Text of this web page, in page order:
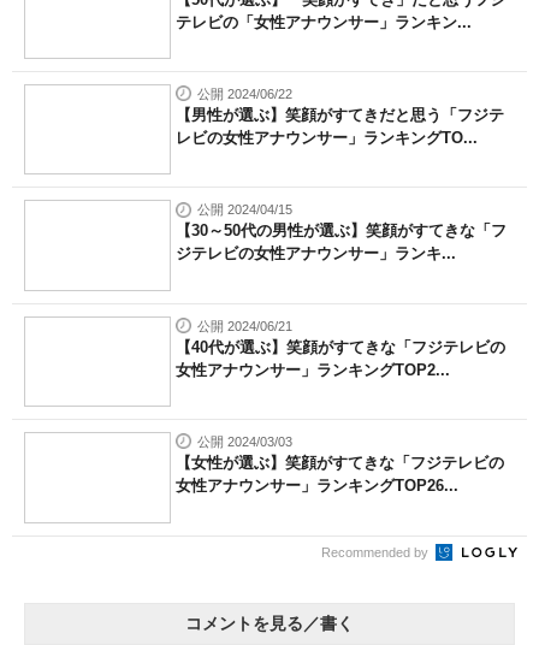
テレビの「女性アナウンサー」ランキン...
公開 2024/06/22
【男性が選ぶ】笑顔がすてきだと思う「フジテ
レビの女性アナウンサー」ランキングTO...
公開 2024/04/15
【30～50代の男性が選ぶ】笑顔がすてきな「フ
ジテレビの女性アナウンサー」ランキ...
公開 2024/06/21
【40代が選ぶ】笑顔がすてきな「フジテレビの
女性アナウンサー」ランキングTOP2...
公開 2024/03/03
【女性が選ぶ】笑顔がすてきな「フジテレビの
女性アナウンサー」ランキングTOP26...
Recommended by
コメントを見る／書く